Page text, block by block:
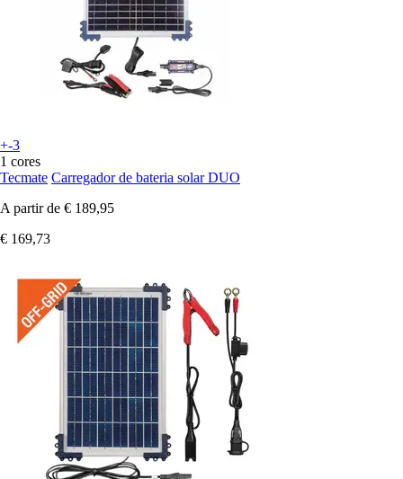
+-3
1 cores
Tecmate Carregador de bateria solar DUO
A partir de € 189,95
€ 169,73